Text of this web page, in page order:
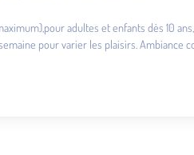
adultes et enfants dès 10
pour varier les plaisirs. Ambiance